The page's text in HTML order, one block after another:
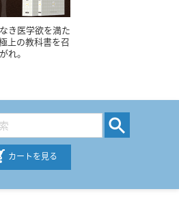
き医学欲を満た
上の教科書を召
れ。
カートを見る